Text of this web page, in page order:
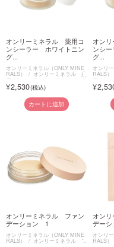
オンリーミネラル 薬用コ
ンシーラー ホワイトニン
グ...
オンリーミネラル（ONLY MINE
RALS） オンリーミネラル 薬
用コンシーラー ホワイトニング
ケア2,530
カートに追加
オン
ンシ
グ...
オンリ
RALS）
用コン
ケア
オンリーミネラル ファン
デーション 1
オンリーミネラル（ONLY MINE
RALS） オンリーミネラル フ
オン
デー
オンリ
RALS）